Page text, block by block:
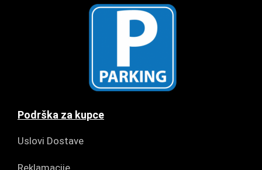
Podrška za kupce
Uslovi Dostave
Reklamacije